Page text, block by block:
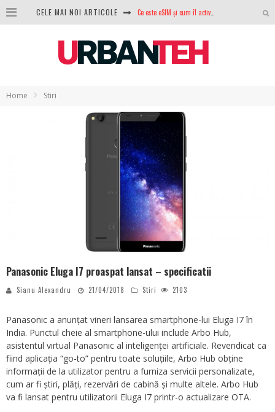
CELE MAI NOI ARTICOLE Ce este eSIM și cum îl activezi pe telefon? Ghid complet pentru Android și iPhone
Home Stiri
Panasonic Eluga I7 proaspat lansat – specificatii
Sianu Alexandru 21/04/2018 Stiri 2103
Panasonic a anunțat vineri lansarea smartphone-lui Eluga I7 în
India. Punctul cheie al smartphone-ului include Arbo Hub,
asistentul virtual Panasonic al inteligenței artificiale. Revendicat ca
fiind aplicația “go-to” pentru toate soluțiile, Arbo Hub obține
informații de la utilizator pentru a furniza servicii personalizate,
cum ar fi știri, plăți, rezervări de cabină și multe altele. Arbo Hub
va fi lansat pentru utilizatorii Eluga I7 printr-o actualizare OTA.